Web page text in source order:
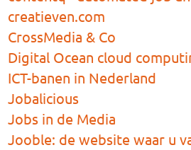
creatieven.com
CrossMedia & Co
Digital Ocean cloud
ICT-banen in Nederland
Jobalicious
Jobs in de Media
Jooble: de website waar u